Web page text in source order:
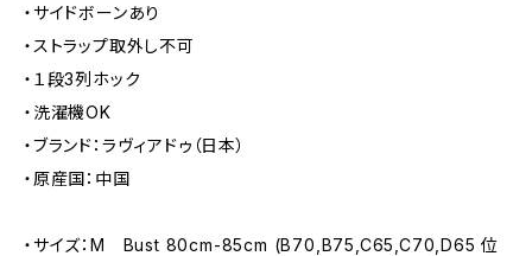
・サイドボーンあり
・ストラップ取外し不可
・１段3列ホック
・洗濯機OK
・ブランド：ラヴィアドゥ（日本）
・原産国：中国
・サイズ：M Bust 80cm-85cm (B70,B75,C65,C70,D65 位